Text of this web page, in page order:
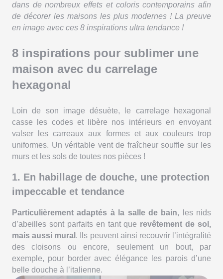
dans de nombreux effets et coloris contemporains afin
de décorer les maisons les plus modernes ! La preuve
en image avec ces 8 inspirations ultra tendance !
8 inspirations pour sublimer une
maison avec du carrelage
hexagonal
Loin de son image désuète, le carrelage hexagonal
casse les codes et libère nos intérieurs en envoyant
valser les carreaux aux formes et aux couleurs trop
uniformes. Un véritable vent de fraîcheur souffle sur les
murs et les sols de toutes nos pièces !
1. En habillage de douche, une protection
impeccable et tendance
Particulièrement adaptés à la salle de bain, les nids
d’abeilles sont parfaits en tant que revêtement de sol,
mais aussi mural . Ils peuvent ainsi recouvrir l’intégralité
des cloisons ou encore, seulement un bout, par
exemple, pour border avec élégance les parois d’une
belle douche à l’italienne.